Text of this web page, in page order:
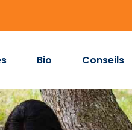
Bio Conseils